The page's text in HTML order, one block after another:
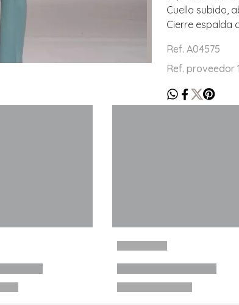
Cuello subido,
Cierre espalda
Ref. A04575
Ref. proveedor